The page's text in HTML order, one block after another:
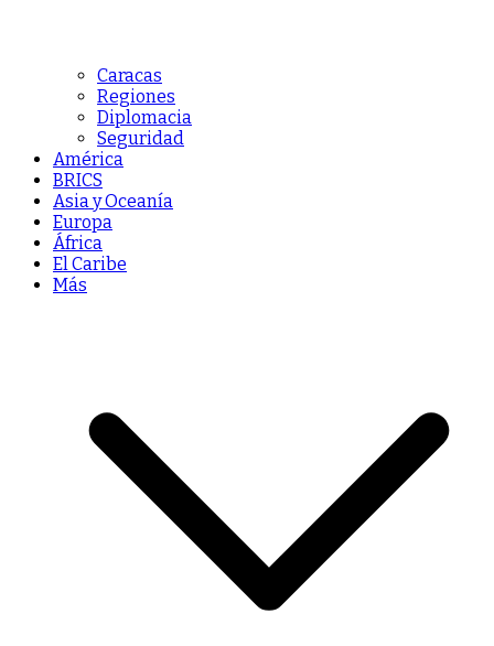
Caracas
Regiones
Diplomacia
Seguridad
América
BRICS
Asia y Oceanía
Europa
África
El Caribe
Más